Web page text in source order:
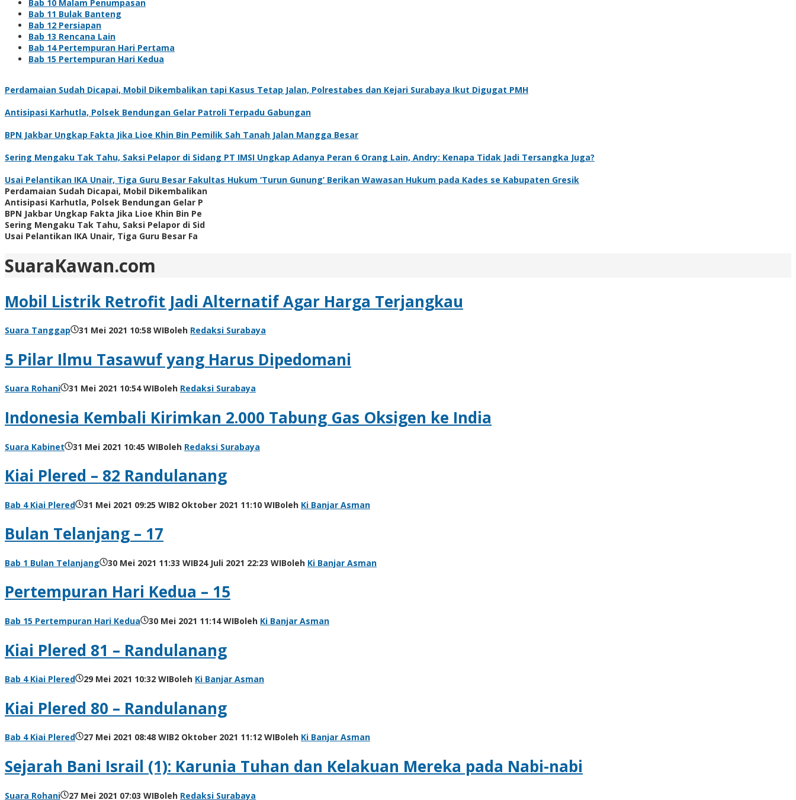
Bab 10 Malam Penumpasan
Bab 11 Bulak Banteng
Bab 12 Persiapan
Bab 13 Rencana Lain
Bab 14 Pertempuran Hari Pertama
Bab 15 Pertempuran Hari Kedua
Perdamaian Sudah Dicapai, Mobil Dikembalikan tapi Kasus Tetap Jalan, Polrestabes dan Kejari Surabaya Ikut Digugat PMH
Antisipasi Karhutla, Polsek Bendungan Gelar Patroli Terpadu Gabungan
BPN Jakbar Ungkap Fakta Jika Lioe Khin Bin Pemilik Sah Tanah Jalan Mangga Besar
Sering Mengaku Tak Tahu, Saksi Pelapor di Sidang PT IMSI Ungkap Adanya Peran 6 Orang Lain, Andry: Kenapa Tidak Jadi Tersangka Juga?
Usai Pelantikan IKA Unair, Tiga Guru Besar Fakultas Hukum ‘Turun Gunung’ Berikan Wawasan Hukum pada Kades se Kabupaten Gresik
Perdamaian Sudah Dicapai, Mobil Dikembalikan
Antisipasi Karhutla, Polsek Bendungan Gelar P
BPN Jakbar Ungkap Fakta Jika Lioe Khin Bin Pe
Sering Mengaku Tak Tahu, Saksi Pelapor di Sid
Usai Pelantikan IKA Unair, Tiga Guru Besar Fa
SuaraKawan.com
Mobil Listrik Retrofit Jadi Alternatif Agar Harga Terjangkau
Suara Tanggap 31 Mei 2021 10:58 WIBoleh Redaksi Surabaya
5 Pilar Ilmu Tasawuf yang Harus Dipedomani
Suara Rohani 31 Mei 2021 10:54 WIBoleh Redaksi Surabaya
Indonesia Kembali Kirimkan 2.000 Tabung Gas Oksigen ke India
Suara Kabinet 31 Mei 2021 10:45 WIBoleh Redaksi Surabaya
Kiai Plered – 82 Randulanang
Bab 4 Kiai Plered 31 Mei 2021 09:25 WIB2 Oktober 2021 11:10 WIBoleh Ki Banjar Asman
Bulan Telanjang – 17
Bab 1 Bulan Telanjang 30 Mei 2021 11:33 WIB24 Juli 2021 22:23 WIBoleh Ki Banjar Asman
Pertempuran Hari Kedua – 15
Bab 15 Pertempuran Hari Kedua 30 Mei 2021 11:14 WIBoleh Ki Banjar Asman
Kiai Plered 81 – Randulanang
Bab 4 Kiai Plered 29 Mei 2021 10:32 WIBoleh Ki Banjar Asman
Kiai Plered 80 – Randulanang
Bab 4 Kiai Plered 27 Mei 2021 08:48 WIB2 Oktober 2021 11:12 WIBoleh Ki Banjar Asman
Sejarah Bani Israil (1): Karunia Tuhan dan Kelakuan Mereka pada Nabi-nabi
Suara Rohani 27 Mei 2021 07:03 WIBoleh Redaksi Surabaya